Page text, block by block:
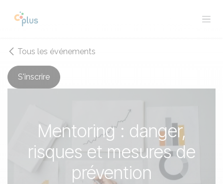
Tous les événements
S'inscrire
Mentoring : danger,
risques et mesures de
prévention